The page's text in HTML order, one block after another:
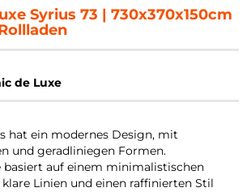
Syrius 73 | 730x370x150cm
de Luxe
hat ein modernes Design, mit
und geradliniegen Formen.
basiert auf einem minimalistischen
Linien und einen raffinierten Stil